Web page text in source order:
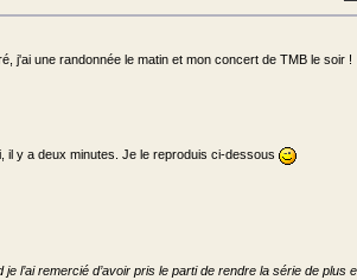
j'ai une randonnée le matin et mon concert de TMB le soir !
y a deux minutes. Je le reproduis ci-dessous
l’ai remercié d’avoir pris le parti de rendre la série de plus